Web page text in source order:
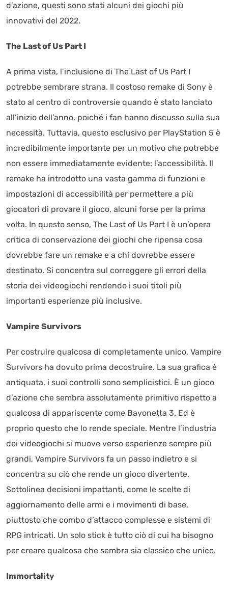
d’azione, questi sono stati alcuni dei giochi più
innovativi del 2022.
The Last of Us Part I
A prima vista, l’inclusione di The Last of Us Part I
potrebbe sembrare strana. Il costoso remake di Sony è
stato al centro di controversie quando è stato lanciato
all’inizio dell’anno, poiché i fan hanno discusso sulla sua
necessità. Tuttavia, questo esclusivo per PlayStation 5 è
incredibilmente importante per un motivo che potrebbe
non essere immediatamente evidente: l’accessibilità. Il
remake ha introdotto una vasta gamma di funzioni e
impostazioni di accessibilità per permettere a più
giocatori di provare il gioco, alcuni forse per la prima
volta. In questo senso, The Last of Us Part I è un’opera
critica di conservazione dei giochi che ripensa cosa
dovrebbe fare un remake e a chi dovrebbe essere
destinato. Si concentra sul correggere gli errori della
storia dei videogiochi rendendo i suoi titoli più
importanti esperienze più inclusive.
Vampire Survivors
Per costruire qualcosa di completamente unico, Vampire
Survivors ha dovuto prima decostruire. La sua grafica è
antiquata, i suoi controlli sono semplicistici. È un gioco
d’azione che sembra assolutamente primitivo rispetto a
qualcosa di appariscente come Bayonetta 3. Ed è
proprio questo che lo rende speciale. Mentre l’industria
dei videogiochi si muove verso esperienze sempre più
grandi, Vampire Survivors fa un passo indietro e si
concentra su ciò che rende un gioco divertente.
Sottolinea decisioni impattanti, come le scelte di
aggiornamento delle armi e i movimenti di base,
piuttosto che combo d’attacco complesse e sistemi di
RPG intricati. Un solo stick è tutto ciò di cui ha bisogno
per creare qualcosa che sembra sia classico che unico.
Immortality